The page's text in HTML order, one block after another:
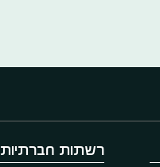
רשתות חברתיות